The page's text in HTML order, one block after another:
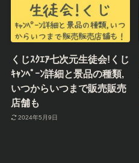
くじｽｸｴｱ七次元生徒会!くじ
ｷｬﾝﾍﾟｰﾝ詳細と景品の種類,
いつからいつまで販売販売
店舗も
2024年5月9日